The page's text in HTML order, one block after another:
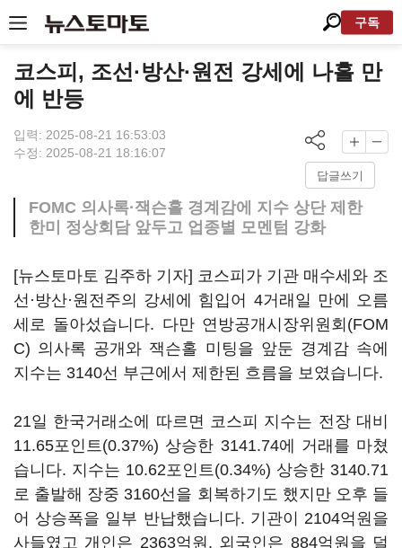
구독
코스피, 조선·방산·원전 강세에 나흘 만
에 반등
입력: 2025-08-21 16:53:03
수정: 2025-08-21 18:16:07
답글쓰기
FOMC 의사록·잭슨홀 경계감에 지수 상단 제한
한미 정상회담 앞두고 업종별 모멘텀 강화
[뉴스토마토 김주하 기자] 코스피가 기관 매수세와 조
선·방산·원전주의 강세에 힘입어 4거래일 만에 오름
세로 돌아섰습니다. 다만 연방공개시장위원회(FOM
C) 의사록 공개와 잭슨홀 미팅을 앞둔 경계감 속에
지수는 3140선 부근에서 제한된 흐름을 보였습니다.
21일 한국거래소에 따르면 코스피 지수는 전장 대비
11.65포인트(0.37%) 상승한 3141.74에 거래를 마쳤
습니다. 지수는 10.62포인트(0.34%) 상승한 3140.71
로 출발해 장중 3160선을 회복하기도 했지만 오후 들
어 상승폭을 일부 반납했습니다. 기관이 2104억원을
사들였고 개인은 2363억원, 외국인은 884억원을 덜